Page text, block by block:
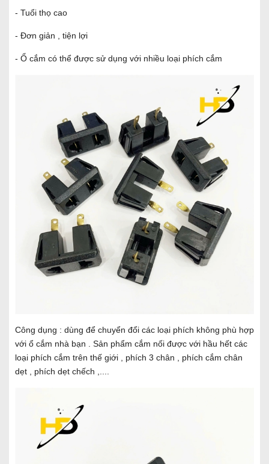
- Tuổi thọ cao
- Đơn giản , tiện lợi
- Ổ cắm có thể được sử dụng với nhiều loại phích cắm
Công dụng : dùng để chuyển đổi các loại phích không phù hợp
với ổ cắm nhà bạn . Sản phẩm cắm nối được với hầu hết các
loại phích cắm trên thế giới , phích 3 chân , phích cắm chân
dẹt , phích dẹt chếch ,....